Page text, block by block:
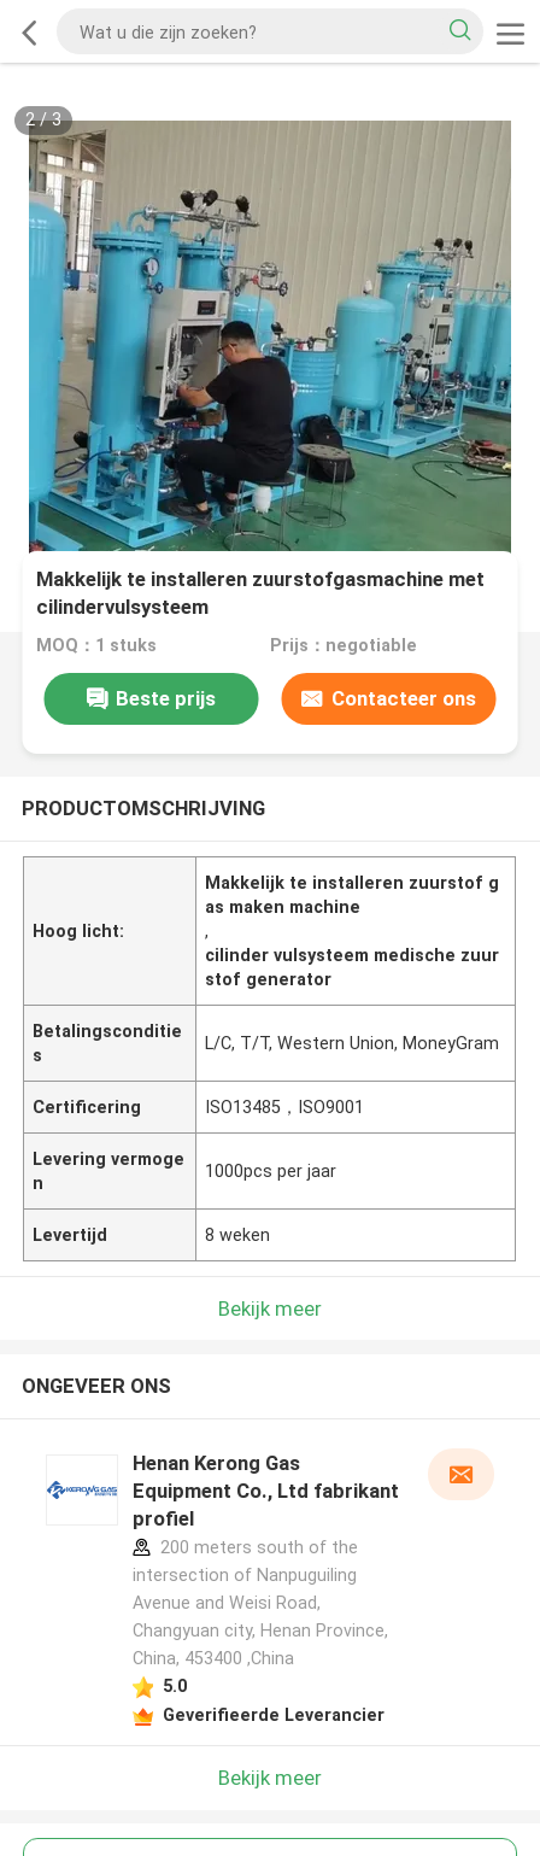
2/3
Makkelijk te installeren zuurstofgasmachine met
cilindervulsysteem
MOQ：1 stuks Prijs：negotiable
Beste prijs Contacteer ons
PRODUCTOMSCHRIJVING
Hoog licht:
Makkelijk te installeren zuurstof g
as maken machine
,
cilinder vulsysteem medische zuur
stof generator
Betalingsconditie
s
L/C, T/T, Western Union, MoneyGram
Certificering ISO13485，ISO9001
Levering vermoge
n
1000pcs per jaar
Levertijd 8 weken
Bekijk meer
ONGEVEER ONS
Henan Kerong Gas
Equipment Co., Ltd fabrikant
profiel
200 meters south of the
intersection of Nanpuguiling
Avenue and Weisi Road,
Changyuan city, Henan Province,
China, 453400 ,China
5.0
Geverifieerde Leverancier
Bekijk meer